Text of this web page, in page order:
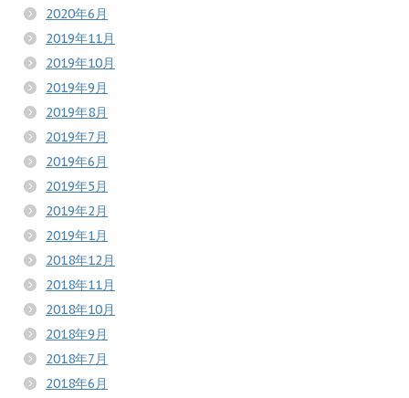
2020年6月
2019年11月
2019年10月
2019年9月
2019年8月
2019年7月
2019年6月
2019年5月
2019年2月
2019年1月
2018年12月
2018年11月
2018年10月
2018年9月
2018年7月
2018年6月